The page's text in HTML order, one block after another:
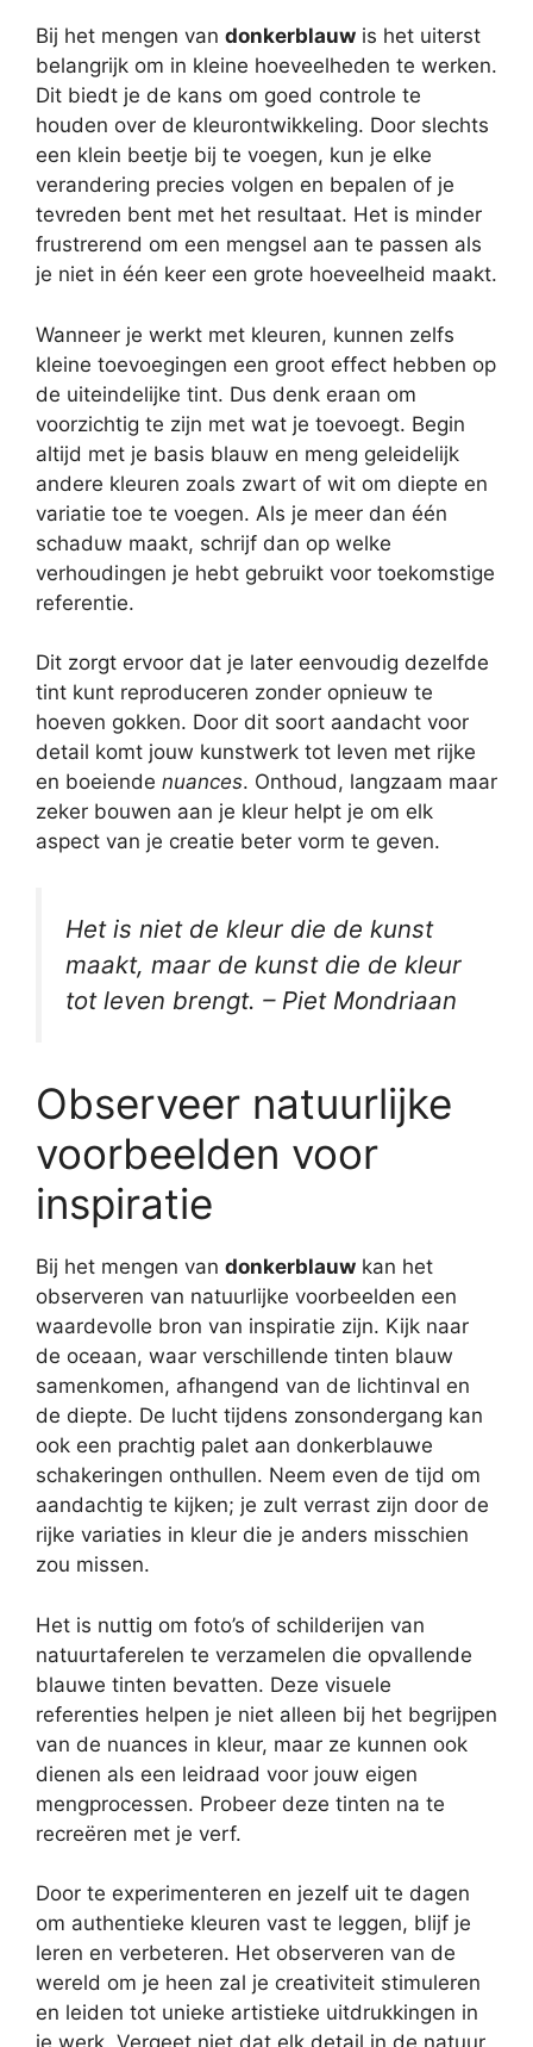
Bij het mengen van donkerblauw is het uiterst
belangrijk om in kleine hoeveelheden te werken.
Dit biedt je de kans om goed controle te
houden over de kleurontwikkeling. Door slechts
een klein beetje bij te voegen, kun je elke
verandering precies volgen en bepalen of je
tevreden bent met het resultaat. Het is minder
frustrerend om een mengsel aan te passen als
je niet in één keer een grote hoeveelheid maakt.
Wanneer je werkt met kleuren, kunnen zelfs
kleine toevoegingen een groot effect hebben op
de uiteindelijke tint. Dus denk eraan om
voorzichtig te zijn met wat je toevoegt. Begin
altijd met je basis blauw en meng geleidelijk
andere kleuren zoals zwart of wit om diepte en
variatie toe te voegen. Als je meer dan één
schaduw maakt, schrijf dan op welke
verhoudingen je hebt gebruikt voor toekomstige
referentie.
Dit zorgt ervoor dat je later eenvoudig dezelfde
tint kunt reproduceren zonder opnieuw te
hoeven gokken. Door dit soort aandacht voor
detail komt jouw kunstwerk tot leven met rijke
en boeiende nuances. Onthoud, langzaam maar
zeker bouwen aan je kleur helpt je om elk
aspect van je creatie beter vorm te geven.
Het is niet de kleur die de kunst
maakt, maar de kunst die de kleur
tot leven brengt. – Piet Mondriaan
Observeer natuurlijke
voorbeelden voor
inspiratie
Bij het mengen van donkerblauw kan het
observeren van natuurlijke voorbeelden een
waardevolle bron van inspiratie zijn. Kijk naar
de oceaan, waar verschillende tinten blauw
samenkomen, afhangend van de lichtinval en
de diepte. De lucht tijdens zonsondergang kan
ook een prachtig palet aan donkerblauwe
schakeringen onthullen. Neem even de tijd om
aandachtig te kijken; je zult verrast zijn door de
rijke variaties in kleur die je anders misschien
zou missen.
Het is nuttig om foto’s of schilderijen van
natuurtaferelen te verzamelen die opvallende
blauwe tinten bevatten. Deze visuele
referenties helpen je niet alleen bij het begrijpen
van de nuances in kleur, maar ze kunnen ook
dienen als een leidraad voor jouw eigen
mengprocessen. Probeer deze tinten na te
recreëren met je verf.
Door te experimenteren en jezelf uit te dagen
om authentieke kleuren vast te leggen, blijf je
leren en verbeteren. Het observeren van de
wereld om je heen zal je creativiteit stimuleren
en leiden tot unieke artistieke uitdrukkingen in